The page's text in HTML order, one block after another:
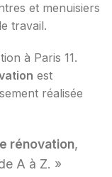
et menuisiers
travail.
à Paris 11.
est
réalisée
rénovation,
A à Z. »